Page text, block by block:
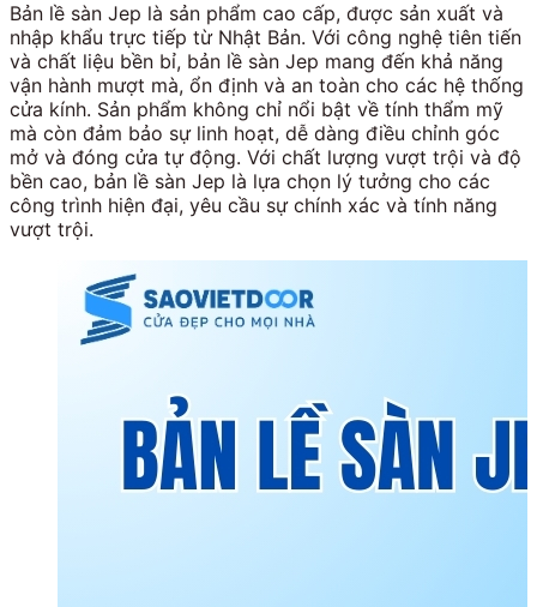
Bản lề sàn Jep là sản phẩm cao cấp, được sản xuất và
nhập khẩu trực tiếp từ Nhật Bản. Với công nghệ tiên tiến
và chất liệu bền bỉ, bản lề sàn Jep mang đến khả năng
vận hành mượt mà, ổn định và an toàn cho các hệ thống
cửa kính. Sản phẩm không chỉ nổi bật về tính thẩm mỹ
mà còn đảm bảo sự linh hoạt, dễ dàng điều chỉnh góc
mở và đóng cửa tự động. Với chất lượng vượt trội và độ
bền cao, bản lề sàn Jep là lựa chọn lý tưởng cho các
công trình hiện đại, yêu cầu sự chính xác và tính năng
vượt trội.